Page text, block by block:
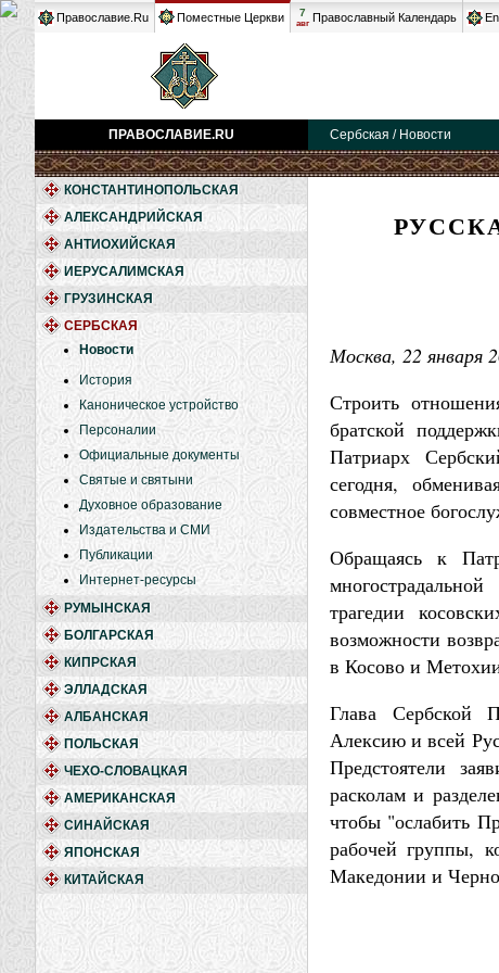
Православие.Ru Поместные Церкви 7
авг Православный Календарь
ПРАВОСЛАВИЕ.RU Сербская / Новости
КОНСТАНТИНОПОЛЬСКАЯ
АЛЕКСАНДРИЙСКАЯ
АНТИОХИЙСКАЯ
ИЕРУСАЛИМСКАЯ
ГРУЗИНСКАЯ
СЕРБСКАЯ
Новости
История
Каноническое устройство
Персоналии
Официальные документы
Святые и святыни
Духовное образование
Издательства и СМИ
Публикации
Интернет-ресурсы
РУМЫНСКАЯ
БОЛГАРСКАЯ
КИПРСКАЯ
ЭЛЛАДСКАЯ
АЛБАНСКАЯ
ПОЛЬСКАЯ
ЧЕХО-СЛОВАЦКАЯ
АМЕРИКАНСКАЯ
СИНАЙСКАЯ
ЯПОНСКАЯ
КИТАЙСКАЯ
Москва, 22 января
Строить
братской
Патриарх
сегодня,
совместное
Обращаясь к
трагедии
возможности
в Косово и
Глава Сербской
Алексию и всей
Предстоятели
расколам и
чтобы "ослабить
рабочей группы,
Македонии и